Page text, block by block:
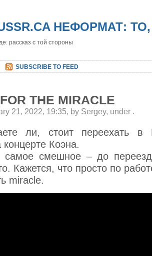
USSR.CA НЕФОРМАТ:
рассказ с той стороны
SUBSCRIBE TO FEED
THE MIRACLE
21, 2022, 19:35, by Sergey, under .
ли, стоит переехать в
Коэна.
смешное – до
Кажется, что просто по
miracle.